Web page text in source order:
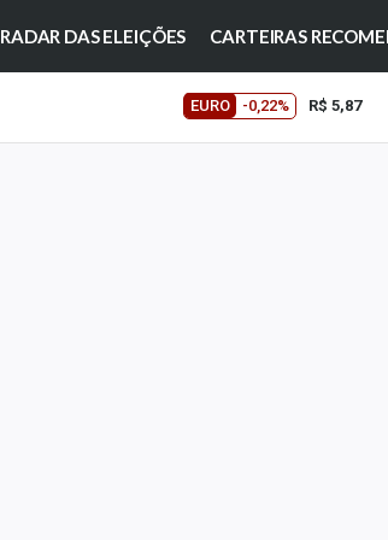
RADAR DAS ELEIÇÕES CARTEIRAS
EURO -0,22% R$ 5,87